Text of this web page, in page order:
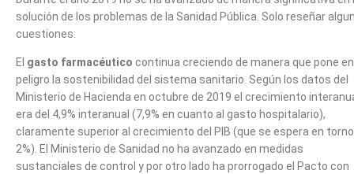
solución de los problemas de la Sanidad Pública. Solo reseñar
cuestiones:
El gasto farmacéutico continua creciendo de manera que pone en
peligro la sostenibilidad del sistema sanitario. Según los datos del
Ministerio de Hacienda en octubre de 2019 el crecimiento
era del 4,9% interanual (7,9% en cuanto al gasto hospitalario),
claramente superior al crecimiento del PIB (que se espera en
2%). El Ministerio de Sanidad no ha avanzado en medidas
sustanciales de control y por otro lado ha prorrogado el Pacto con